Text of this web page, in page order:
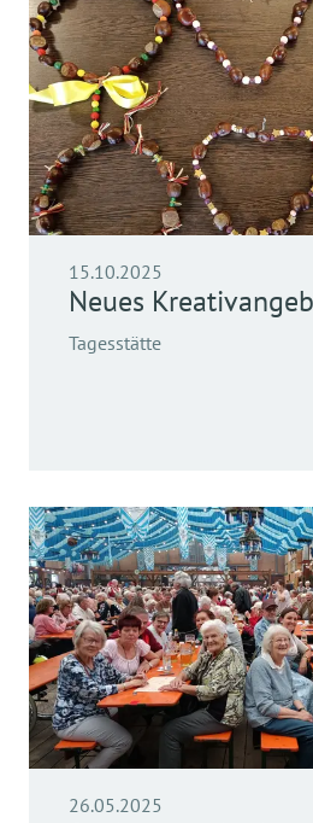
15.10.2025
Neues
Tagesstätte
26.05.2025